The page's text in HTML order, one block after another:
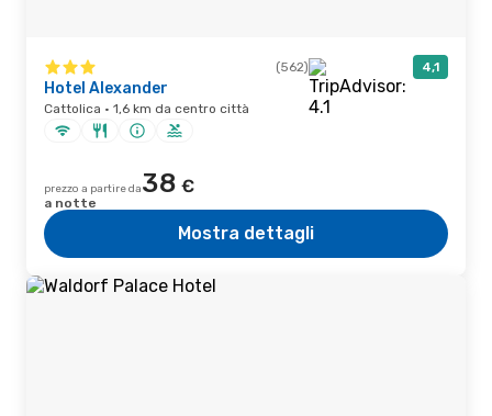
(562) 4,1
Hotel Alexander
Cattolica · 1,6 km da centro città
prezzo a partire da38 €
a notte
Mostra dettagli